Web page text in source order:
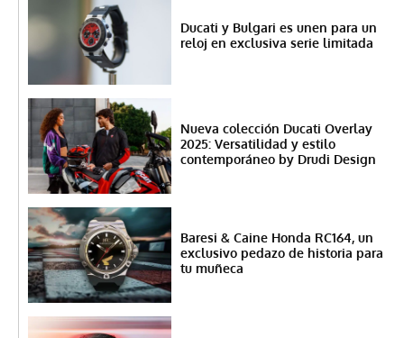
Ducati y Bulgari es unen para un
reloj en exclusiva serie limitada
Nueva colección Ducati Overlay
2025: Versatilidad y estilo
contemporáneo by Drudi Design
Baresi & Caine Honda RC164, un
exclusivo pedazo de historia para
tu muñeca